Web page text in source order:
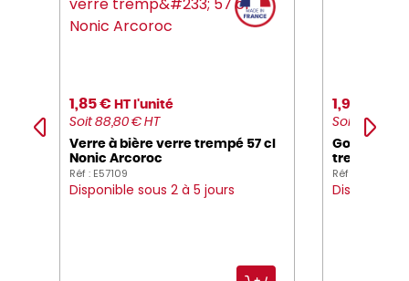
1,85 € HT l'unité
Soit 88,80 € HT
Verre à bière verre trempé 57 cl
Nonic Arcoroc
Réf : E57109
Disponible sous 2 à 5 jours
1,95 €
Soit 23,40 €
Gobelet
trempé 35
Réf : E40129
Disponible